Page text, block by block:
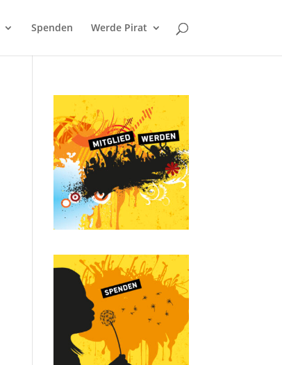
Spenden Werde Pirat